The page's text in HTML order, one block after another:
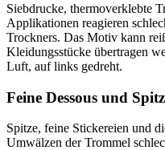
Siebdrucke, thermoverklebte
Applikationen reagieren
Trockners. Das Motiv kann
Kleidungsstücke übertragen
Luft, auf links gedreht.
Feine Dessous und
Spitze, feine Stickereien und
Umwälzen der Trommel